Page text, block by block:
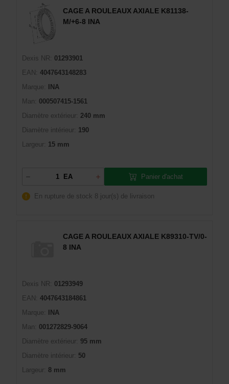
CAGE A ROULEAUX AXIALE K81138-
M/+6-8 INA
Dexis NR:
01293901
EAN:
4047643148283
Marque:
INA
Man:
000507415-1561
Diamètre extérieur: 240 mm
Diamètre intérieur: 190
Largeur: 15 mm
EA Panier d'achat
En rupture de stock 8 jour(s) de livraison
CAGE A ROULEAUX AXIALE K89310-TV/0-
8 INA
Dexis NR:
01293949
EAN:
4047643184861
Marque:
INA
Man:
001272829-9064
Diamètre extérieur: 95 mm
Diamètre intérieur: 50
Largeur: 8 mm